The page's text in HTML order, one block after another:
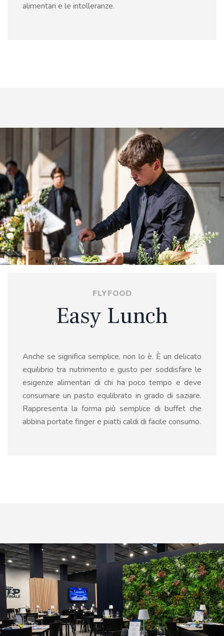
alimentari e le intolleranze.
FLYFOOD
Easy Lunch
Anche se significa semplice, non lo è. È un delicato
equilibrio tra nutrimento e gusto per soddisfare le
esigenze alimentari di chi ha poco tempo e deve
consumare un pasto equlibrato in grado di saziare.
Rappresenta la forma più semplice di buffet che
abbina portate finger e piatti caldi di facile consumo.